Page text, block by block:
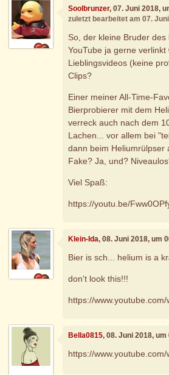
Soolbrunzer, 07. Juni 2018,
zuletzt bearbeitet am 07.
So, der kleine Bruder
YouTube ja gerne verlinkt
Lieblingsvideos (keine
Clips?
Einer meiner All-Time-
Bierprobierer mit dem
verreck auch nach dem
Lachen... vor allem bei
dann beim Heliumrülpser
Fake? Ja, und?
Viel Spaß:
https://youtu.be/
Klein-Ida, 08. Juni 2018, um
Bier is sch... helium is a
don't look this!!!
https://
Bella0815, 08. Juni 2018, um
https://